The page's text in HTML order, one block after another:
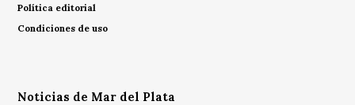
Política editorial
Condiciones de uso
Noticias de Mar del Plata